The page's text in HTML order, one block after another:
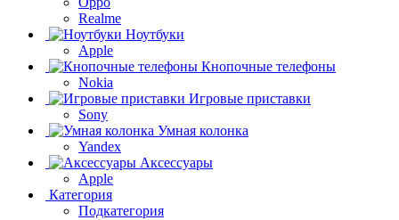
Realme
Ноутбуки
Apple
Кнопочные телефоны
Nokia
Игровые приставки
Sony
Умная колонка
Yandex
Аксессуары
Apple
Категория
Подкатегория